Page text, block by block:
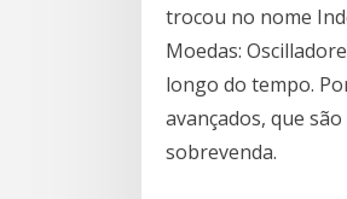
trocou no nome
Moedas:
longo do tempo.
avançados, que
sobrevenda.